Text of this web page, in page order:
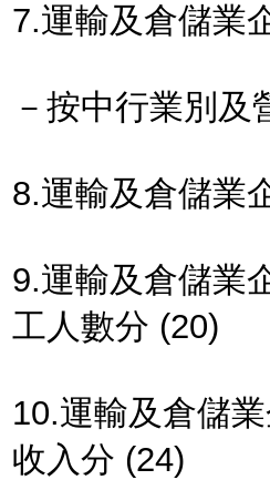
7.運輸及倉儲業
－按中行業別及
8.運輸及倉儲業
9.運輸及倉儲業
工人數分 (20)
10.運輸及倉儲
收入分 (24)